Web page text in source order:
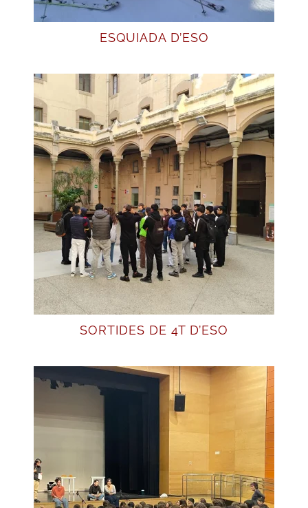
ESQUIADA D’ESO
SORTIDES DE 4T D’ESO